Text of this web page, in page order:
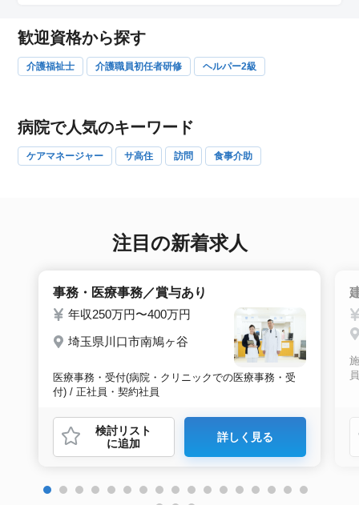
歓迎資格から探す
介護福祉士 介護職員初任者研修 ヘルパー2級
病院で人気のキーワード
ケアマネージャー サ高住 訪問 食事介助
注目の新着求人
事務・医療事務／賞与あり
年収250万円〜400万円
埼玉県川口市南鳩ヶ谷
医療事務・受付(病院・クリニックでの医療事務・受
付) / 正社員・契約社員
検討リスト
に追加
詳しく見る
員